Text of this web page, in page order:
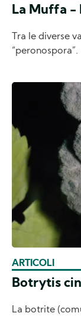
La Muffa -
Tra le diverse
“peronospora”.
ARTICOLI
Botrytis
La botrite